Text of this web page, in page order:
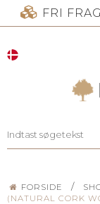
FRI
FORSIDE /
(NATURAL CORK